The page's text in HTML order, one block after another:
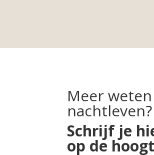
Meer
nachtleven?
Schrijf je
op de